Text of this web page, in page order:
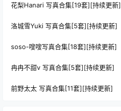
花梨Hanari 写真合集[19套][持续更新]
洛城雪Yuki 写真合集[5套][持续更新]
soso-嗖嗖写真合集[18套][持续更新]
冉冉不甜v 写真合集[5套][持续更新]
前野太太 写真合集[11套][持续更新]